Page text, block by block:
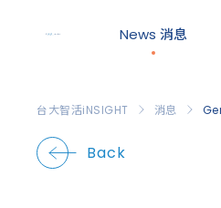
News 消息
台大智活iNSIGHT 消息
Back